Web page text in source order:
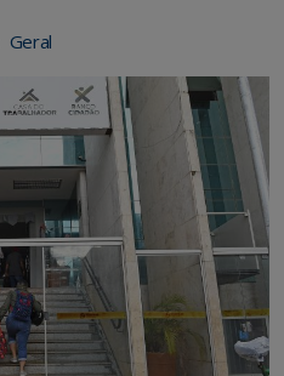
Geral